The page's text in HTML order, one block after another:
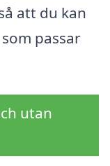
att du kan
passar
utan